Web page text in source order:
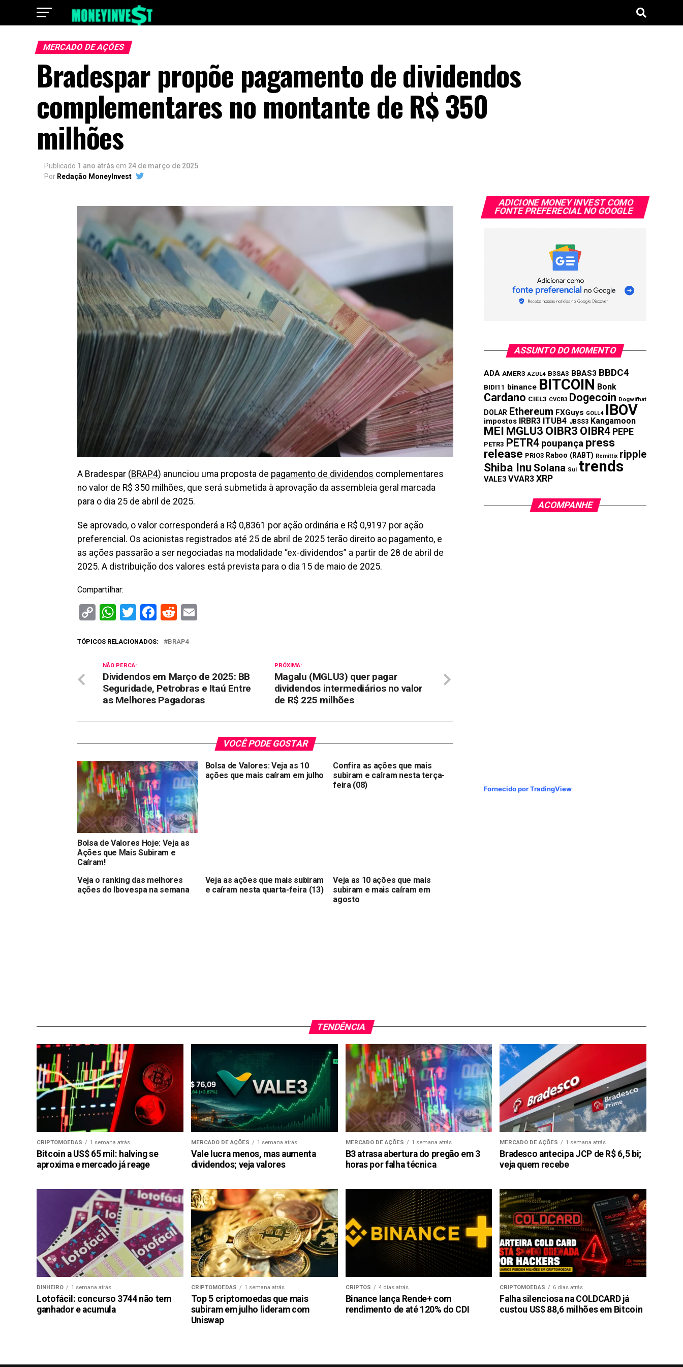
MERCADO DE AÇÕES
Bradespar propõe pagamento de dividendos
complementares no montante de R$ 350
milhões
Publicado 1 ano atrás em 24 de março de 2025
Por Redação MoneyInvest
A Bradespar (BRAP4) anunciou uma proposta de pagamento de dividendos complementares
no valor de R$ 350 milhões, que será submetida à aprovação da assembleia geral marcada
para o dia 25 de abril de 2025.
Se aprovado, o valor corresponderá a R$ 0,8361 por ação ordinária e R$ 0,9197 por ação
preferencial. Os acionistas registrados até 25 de abril de 2025 terão direito ao pagamento, e
as ações passarão a ser negociadas na modalidade “ex-dividendos” a partir de 28 de abril de
2025. A distribuição dos valores está prevista para o dia 15 de maio de 2025.
Compartilhar:
CopyWhatsApp
Twitter
Facebook
Reddit
TÓPICOS RELACIONADOS: BRAP4
PRÓXIMA:
Magalu (MGLU3) quer pagar
dividendos intermediários no valor
de R$ 225 milhões
NÃO PERCA:
Dividendos em Março de 2025: BB
Seguridade, Petrobras e Itaú Entre
as Melhores Pagadoras
VOCÊ PODE GOSTAR
Bolsa de Valores Hoje: Veja as
Ações que Mais Subiram e
Caíram!
Bolsa de Valores: Veja as 10
ações que mais caíram em julho
Confira as ações que mais
subiram e caíram nesta terça-
feira (08)
Veja o ranking das melhores
ações do Ibovespa na semana
Veja as ações que mais subiram
e caíram nesta quarta-feira (13)
Veja as 10 ações que mais
subiram e mais caíram em
agosto
ADICIONE MONEY INVEST COMO
FONTE PREFERECIAL NO GOOGLE
ASSUNTO DO MOMENTO
ADA AMER3 AZUL4 B3SA3 BBAS3 BBDC4
BIDI11 binance BITCOIN Bonk
Cardano CIEL3 CVCB3 Dogecoin Dogwifhat
DOLAR Ethereum FXGuys GOLL4 IBOV
impostos IRBR3 ITUB4 JBSS3 Kangamoon
MEI MGLU3 OIBR3 OIBR4 PEPE
PETR3 PETR4 poupança press
release PRIO3 Raboo (RABT) Remittix ripple
Shiba Inu Solana Sui trends
VALE3 VVAR3 XRP
ACOMPANHE
Fornecido por TradingView
TENDÊNCIA
CRIPTOMOEDAS 1 semana atrás
Bitcoin a US$ 65 mil: halving se
aproxima e mercado já reage
MERCADO DE AÇÕES 1 semana atrás
Vale lucra menos, mas aumenta
dividendos; veja valores
MERCADO DE AÇÕES 1 semana atrás
B3 atrasa abertura do pregão em 3
horas por falha técnica
MERCADO DE AÇÕES 1 semana atrás
Bradesco antecipa JCP de R$ 6,5 bi;
veja quem recebe
DINHEIRO 1 semana atrás
Lotofácil: concurso 3744 não tem
ganhador e acumula
CRIPTOMOEDAS 1 semana atrás
Top 5 criptomoedas que mais
subiram em julho lideram com
Uniswap
CRIPTOS 4 dias atrás
Binance lança Rende+ com
rendimento de até 120% do CDI
CRIPTOMOEDAS 6 dias atrás
Falha silenciosa na COLDCARD já
custou US$ 88,6 milhões em Bitcoin